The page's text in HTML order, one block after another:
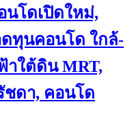
นโดเปิดใหม่,
ทุนคอนโด ใกล้-
าใต้ดิน MRT,
ดา, คอนโด